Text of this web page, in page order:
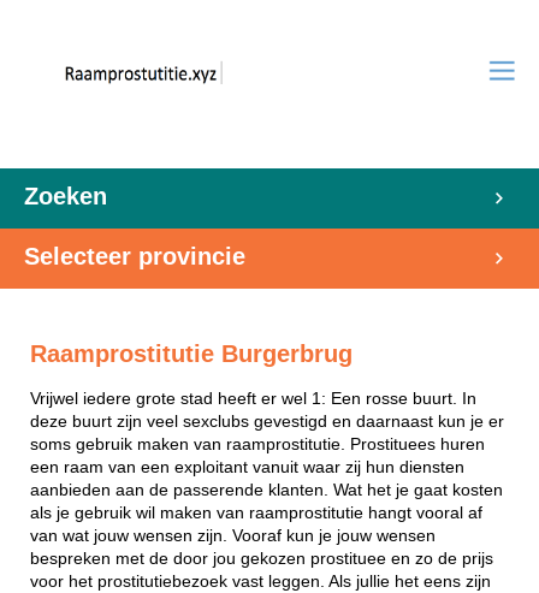
Zoeken
Selecteer provincie
Raamprostitutie Burgerbrug
Vrijwel iedere grote stad heeft er wel 1: Een rosse buurt. In
deze buurt zijn veel sexclubs gevestigd en daarnaast kun je er
soms gebruik maken van raamprostitutie. Prostituees huren
een raam van een exploitant vanuit waar zij hun diensten
aanbieden aan de passerende klanten. Wat het je gaat kosten
als je gebruik wil maken van raamprostitutie hangt vooral af
van wat jouw wensen zijn. Vooraf kun je jouw wensen
bespreken met de door jou gekozen prostituee en zo de prijs
voor het prostitutiebezoek vast leggen. Als jullie het eens zijn